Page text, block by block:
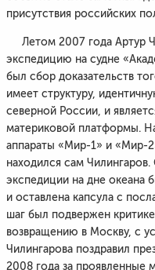
присутствия российских
Летом 2007 года Артур
экспедицию на судне
был сбор доказательств
имеет структуру,
северной России, и
материковой платформы.
аппараты «Мир-1» и «Мир-
находился сам
экспедиции на дне океана
и оставлена капсула с
шаг был подвержен
возвращению в Москву, с
Чилингарова поздравил
2008 года за проявленные